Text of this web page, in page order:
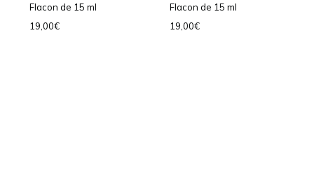
Flacon de 15 ml
19,00€
Flacon de 15 ml
19,00€